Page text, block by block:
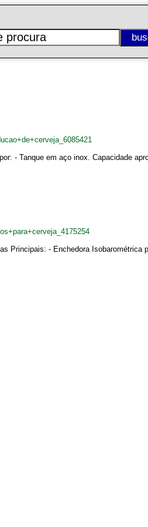
- Tanque em aço inox. Capacidade
Principais: - Enchedora Isobarométrica